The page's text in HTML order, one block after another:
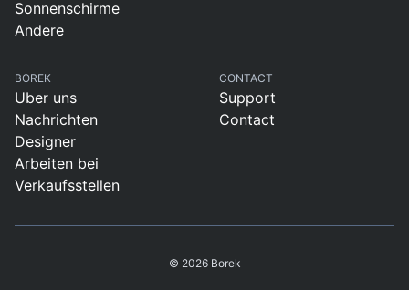
Sonnenschirme
Andere
BOREK
Uber uns
Nachrichten
Designer
Arbeiten bei
Verkaufsstellen
CONTACT
Support
Contact
© 2026 Borek